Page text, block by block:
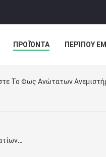
ΠΡΟΪΌΝΤΑ ΠΕΡΊΠΟΥ
Το Φως Ανώτατων